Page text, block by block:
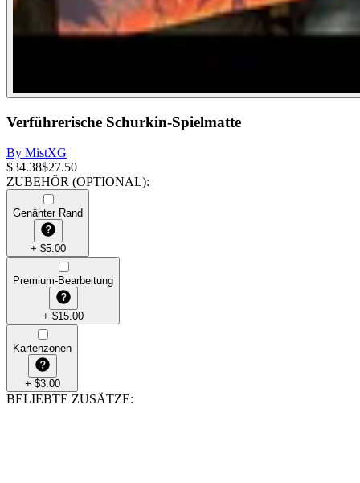
Verführerische Schurkin-Spielmatte
By MistXG
$34.38$27.50
ZUBEHÖR (OPTIONAL):
Genähter Rand
+ $5.00
Premium-Bearbeitung
+ $15.00
Kartenzonen
+ $3.00
BELIEBTE ZUSÄTZE: